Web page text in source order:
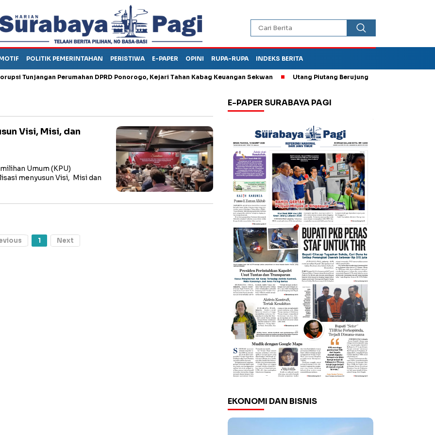
POLITIK PEMERINTAHAN PERISTIWA E-PAPER OPINI RUPA-RUPA INDEKS BERITA
Tunjangan Perumahan DPRD Ponorogo, Kejari Tahan Kabag Keuangan Sekwan Utang Piutang Berujung Penganiayaan, Oknum
Visi, Misi, dan
Umum (KPU)
menyusun Visi, Misi dan
1 Next
E-PAPER SURABAYA PAGI
EKONOMI DAN BISNIS